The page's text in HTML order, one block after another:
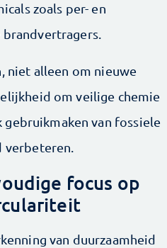
zoals per- en
niet alleen om nieuwe
om veilige chemie
van fossiele
focus op
van duurzaamheid